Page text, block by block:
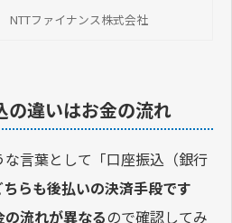
座振替）。本記事では、Web口座振
NTTファイナンス株式会社
の違いはお金の流れ
な言葉として「口座振込（銀行
ちらも後払いの決済手段です
流れが異なるので確認してみ